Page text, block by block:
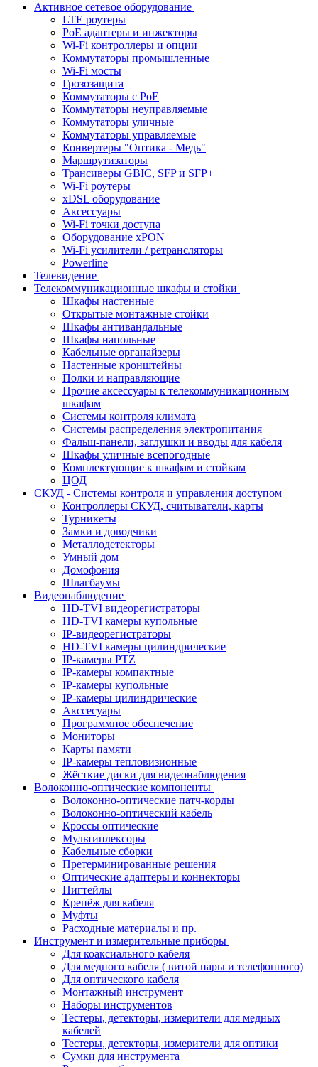
Активное сетевое оборудование
LTE роутеры
PoE адаптеры и инжекторы
Wi-Fi контроллеры и опции
Коммутаторы промышленные
Wi-Fi мосты
Грозозащита
Коммутаторы c PoE
Коммутаторы неуправляемые
Коммутаторы уличные
Коммутаторы управляемые
Конвертеры "Оптика - Медь"
Маршрутизаторы
Трансиверы GBIC, SFP и SFP+
Wi-Fi роутеры
xDSL оборудование
Аксессуары
Wi-Fi точки доступа
Оборудование хPON
Wi-Fi усилители / ретрансляторы
Powerline
Телевидение
Телекоммуникационные шкафы и стойки
Шкафы настенные
Открытые монтажные стойки
Шкафы антивандальные
Шкафы напольные
Кабельные органайзеры
Настенные кронштейны
Полки и направляющие
Прочие аксессуары к телекоммуникационным
шкафам
Системы контроля климата
Системы распределения электропитания
Фальш-панели, заглушки и вводы для кабеля
Шкафы уличные всепогодные
Комплектующие к шкафам и стойкам
ЦОД
СКУД - Системы контроля и управления доступом
Контроллеры СКУД, считыватели, карты
Турникеты
Замки и доводчики
Металлодетекторы
Умный дом
Домофония
Шлагбаумы
Видеонаблюдение
HD-TVI видеорегистраторы
HD-TVI камеры купольные
IP-видеорегистраторы
HD-TVI камеры цилиндрические
IP-камеры PTZ
IP-камеры компактные
IP-камеры купольные
IP-камеры цилиндрические
Акссесуары
Программное обеспечение
Мониторы
Карты памяти
IP-камеры тепловизионные
Жёсткие диски для видеонаблюдения
Волоконно-оптические компоненты
Волоконно-оптические патч-корды
Волоконно-оптический кабель
Кроссы оптические
Мультиплексоры
Кабельные сборки
Претерминированные решения
Оптические адаптеры и коннекторы
Пигтейлы
Крепёж для кабеля
Муфты
Расходные материалы и пр.
Инструмент и измерительные приборы
Для коаксиального кабеля
Для медного кабеля ( витой пары и телефонного)
Для оптического кабеля
Монтажный инструмент
Наборы инструментов
Тестеры, детекторы, измерители для медных
кабелей
Тестеры, детекторы, измерители для оптики
Сумки для инструмента